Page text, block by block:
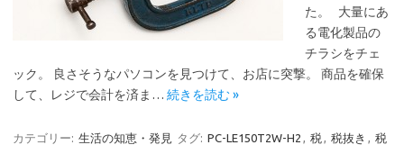
た。 大量にあ
る電化製品の
チラシをチェ
ック。 良さそうなパソコンを見つけて、お店に突撃。 商品を確保
して、レジで会計を済ま… 続きを読む »
カテゴリー: 生活の知恵・発見 タグ: PC-LE150T2W-H2 , 税 , 税抜き , 税